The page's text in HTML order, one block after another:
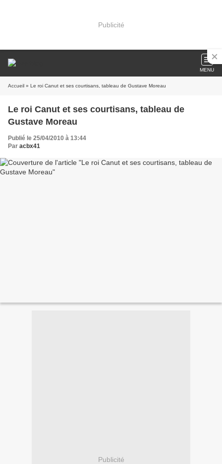
Publicité
MENU
Accueil » Le roi Canut et ses courtisans, tableau de Gustave Moreau
Le roi Canut et ses courtisans, tableau de
Gustave Moreau
Publié le 25/04/2010 à 13:44
Par acbx41
Publicité